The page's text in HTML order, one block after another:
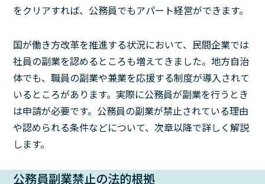
をクリアすれば、公務員でもアパート経営ができます。
国が働き方改革を推進する状況において、民間企業では
社員の副業を認めるところも増えてきました。地方自治
体でも、職員の副業や兼業を応援する制度が導入されて
いるところがあります。実際に公務員が副業を行うとき
は申請が必要です。公務員の副業が禁止されている理由
や認められる条件などについて、次章以降で詳しく解説
します。
公務員副業禁止の法的根拠